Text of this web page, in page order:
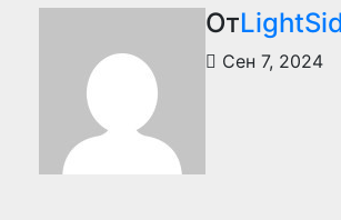
От
Сен 7, 2024